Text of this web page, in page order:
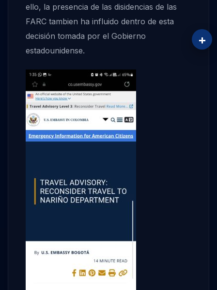
ello, la presencia de las disidencias de las
FARC tambien ha influido dentro de esta
decisión tomada por el Gobierno
estadounidense.
+